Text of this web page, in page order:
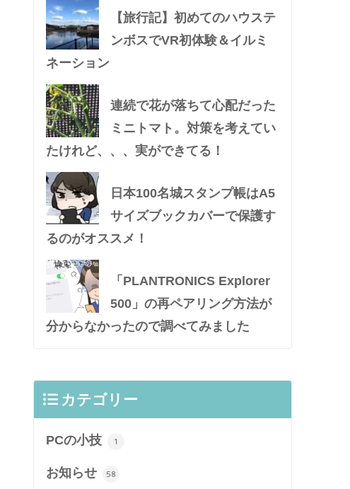
【旅行記】初めてのハウステ
ンボスでVR初体験＆イルミ
ネーション
連続で花が落ちて心配だった
ミニトマト。対策を考えてい
たけれど、、、実ができてる！
日本100名城スタンプ帳はA5
サイズブックカバーで保護す
るのがオススメ！
「PLANTRONICS Explorer
500」の再ペアリング方法が
分からなかったので調べてみました
カテゴリー
PCの小技 1
お知らせ 58